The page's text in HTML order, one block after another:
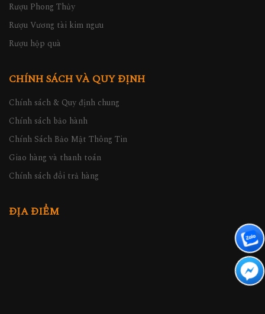
Rượu Phong Thủy
Rượu Vương tài kim ngưu
Rượu hộp quà
CHÍNH SÁCH VÀ QUY ĐỊNH
Chính sách & Quy định chung
Chính sách bảo hành
Chính Sách Bảo Mật Thông Tin
Giao hàng và thanh toán
Chính sách đổi trả hàng
ĐỊA ĐIỂM